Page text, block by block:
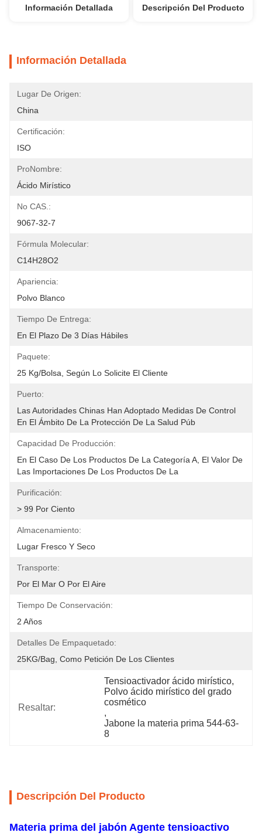
Información Detallada Descripción Del Producto
Información Detallada
Lugar De Origen:
China
Certificación:
ISO
ProNombre:
Ácido Mirístico
No CAS.:
9067-32-7
Fórmula Molecular:
C14H28O2
Apariencia:
Polvo Blanco
Tiempo De Entrega:
En El Plazo De 3 Días Hábiles
Paquete:
25 Kg/bolsa, Según Lo Solicite El Cliente
Puerto:
Las Autoridades Chinas Han Adoptado Medidas De Control
En El Ámbito De La Protección De La Salud Púb
Capacidad De Producción:
En El Caso De Los Productos De La Categoría A, El Valor De
Las Importaciones De Los Productos De La
Purificación:
> 99 Por Ciento
Almacenamiento:
Lugar Fresco Y Seco
Transporte:
Por El Mar O Por El Aire
Tiempo De Conservación:
2 Años
Detalles De Empaquetado:
25KG/bag, Como Petición De Los Clientes
Resaltar:
Tensioactivador ácido mirístico,
Polvo ácido mirístico del grado
cosmético
,
Jabone la materia prima 544-63-
8
Descripción Del Producto
Materia prima del jabón Agente tensioactivo